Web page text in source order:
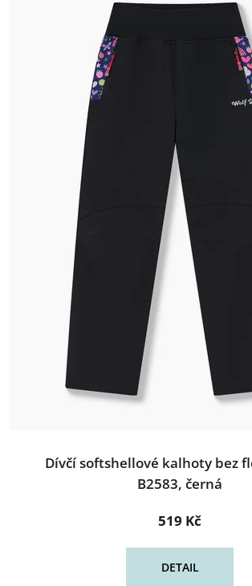
Dívčí softshellové kalhoty bez
B2583, černá
519 Kč
DETAIL